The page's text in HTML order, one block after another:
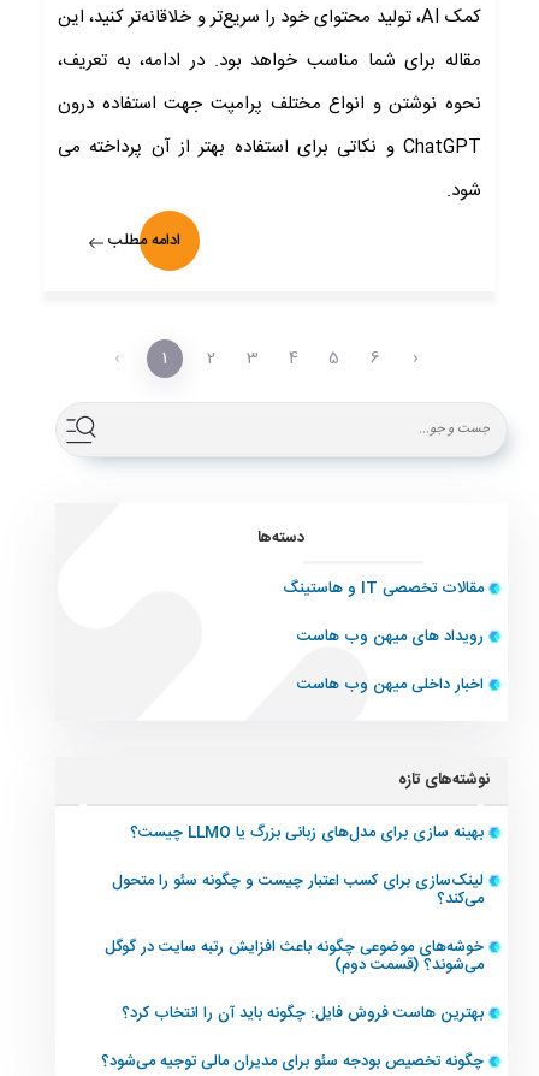
کمک AI، تولید محتوای خود را سریع‌تر و خلاقانه‌تر کنید، این
مقاله برای شما مناسب خواهد بود. در ادامه، به تعریف،
نحوه نوشتن و انواع مختلف پرامپت جهت استفاده درون
ChatGPT و نکاتی برای استفاده بهتر از آن پرداخته می
شود.
ادامه مطلب
‹ 1 2 3 4 5 6 ›
دسته‌ها
مقالات تخصصی IT و هاستینگ
رویداد های میهن وب هاست
اخبار داخلی میهن وب هاست
نوشته‌های تازه
بهینه سازی برای مدل‌های زبانی بزرگ یا LLMO چیست؟
لینک‌سازی برای کسب اعتبار چیست و چگونه سئو را متحول
می‌کند؟
خوشه‌های موضوعی چگونه باعث افزایش رتبه سایت در گوگل
می‌شوند؟ (قسمت دوم)
بهترین هاست فروش فایل: چگونه باید آن را انتخاب کرد؟
چگونه تخصیص بودجه سئو برای مدیران مالی توجیه می‌شود؟